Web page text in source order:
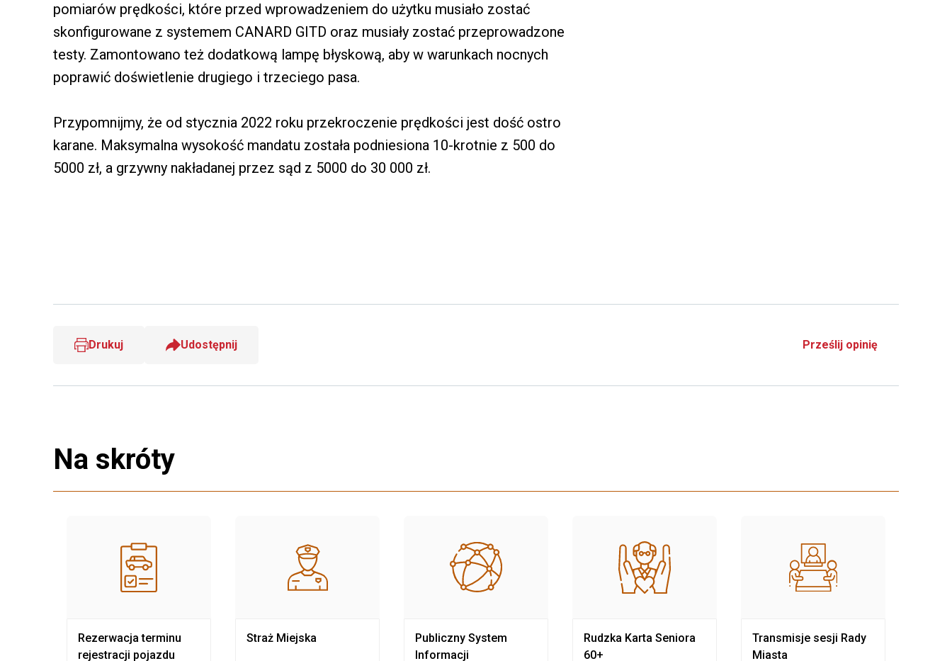
pomiarów prędkości, które przed wprowadzeniem do użytku musiało zostać
skonfigurowane z systemem CANARD GITD oraz musiały zostać przeprowadzone
testy. Zamontowano też dodatkową lampę błyskową, aby w warunkach nocnych
poprawić doświetlenie drugiego i trzeciego pasa.
Przypomnijmy, że od stycznia 2022 roku przekroczenie prędkości jest dość ostro
karane. Maksymalna wysokość mandatu została podniesiona 10-krotnie z 500 do
5000 zł, a grzywny nakładanej przez sąd z 5000 do 30 000 zł.
Drukuj Udostępnij Prześlij opinię
Na skróty
Rezerwacja terminu
rejestracji pojazdu
Straż Miejska
Publiczny System
Informacji
Rudzka Karta Seniora
60+
Transmisje sesji Rady
Miasta